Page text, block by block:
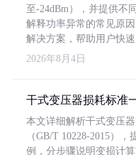
至-24dBm），并提供不
解释功率异常的常见原
解决方案，帮助用户快速
2026年8月4日
干式变压器损耗标准
本文详细解析干式变压
（GB/T 10228-2015）
例，分步骤说明变损计